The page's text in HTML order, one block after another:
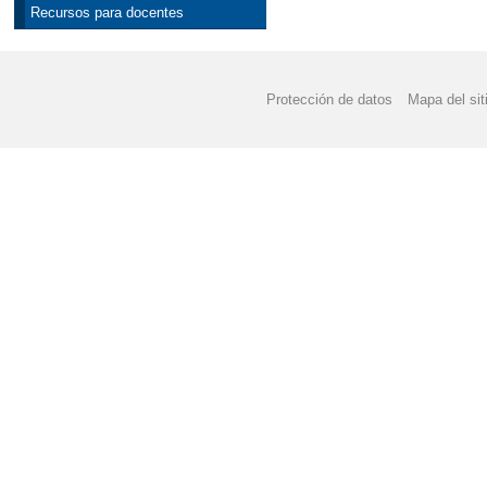
Recursos para docentes
Protección de datos Mapa del